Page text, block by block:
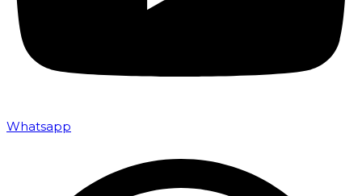
Whatsapp